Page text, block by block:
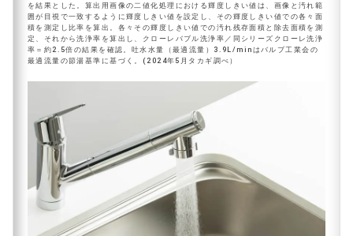
を結果とした。算出用画像の二値化処理における輝度しきい値は、画像と汚れ範
囲が目視で一致するように輝度しきい値を設定し、その輝度しきい値での各々面
積を測定し比率を算出。各々その輝度しきい値での汚れ残存面積と除去面積を測
定、それから洗浄率を算出し、クローレバブル洗浄率／同シリーズクローレ洗浄
率＝約2.5倍の結果を確認。吐水水量（最適流量）3.9L/minはバルブ工業会の
最適流量の節湯基準に基づく。(2024年5月タカギ調べ）